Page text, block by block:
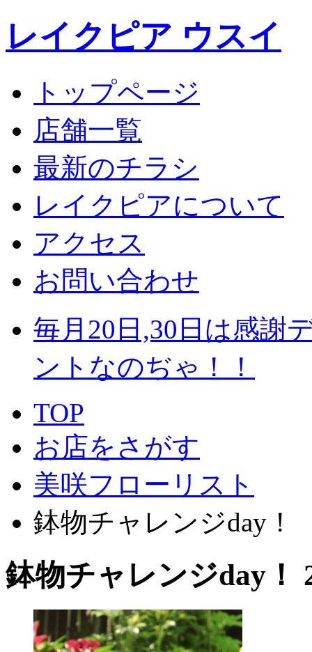
レイクピア ウスイ
トップページ
店舗一覧
最新のチラシ
レイクピアについて
アクセス
お問い合わせ
毎月20日,30日は感謝
ントなのぢゃ！！
TOP
お店をさがす
美咲フローリスト
鉢物チャレンジday！
鉢物チャレンジday！